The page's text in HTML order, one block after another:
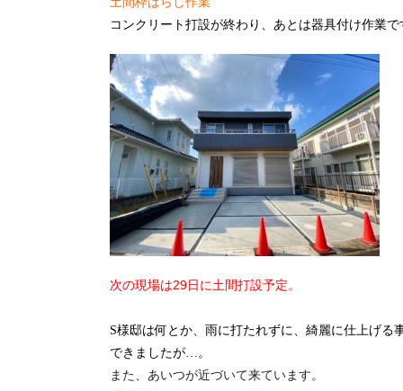
コンクリート打設が終わり、あとは器具付け作業で
次の現場は29日に土間打設予定。
S様邸は何とか、雨に打たれずに、綺麗に仕上げる
できましたが…。
また、あいつが近づいて来ています。